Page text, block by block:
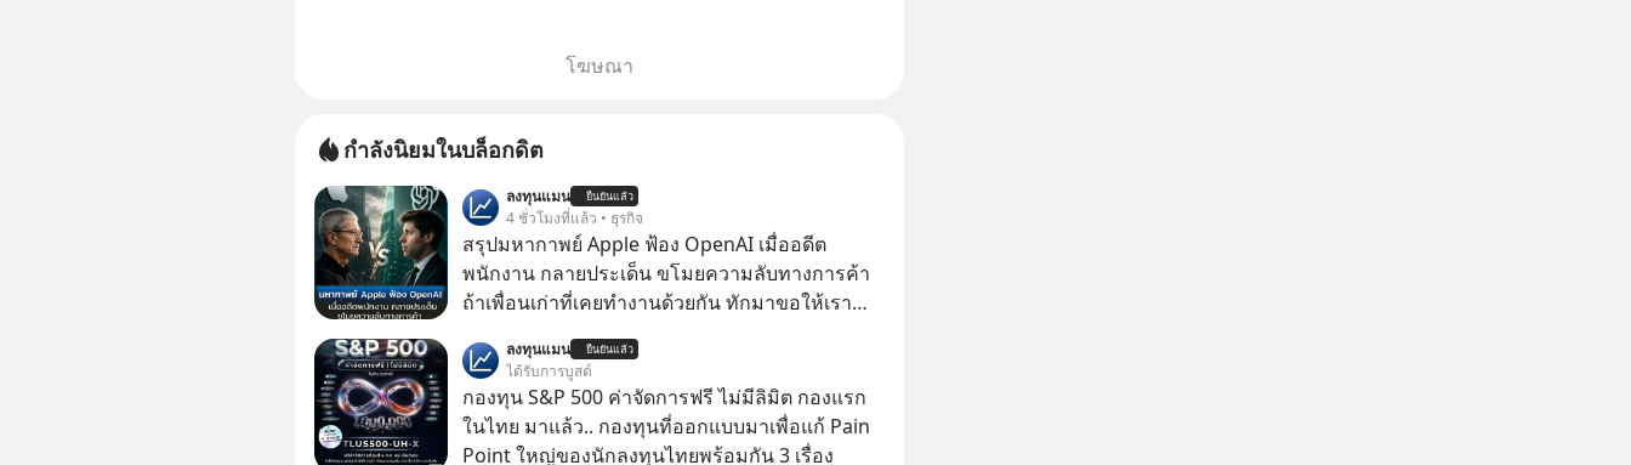
โฆษณา
กำลังนิยมในบล็อกดิต
ลงทุนแมน ยืนยันแล้ว
4 ชั่วโมงที่แล้ว • ธุรกิจ
สรุปมหากาพย์ Apple ฟ้อง OpenAI เมื่ออดีต
พนักงาน กลายประเด็น ขโมยความลับทางการค้า
ถ้าเพื่อนเก่าที่เคยทำงานด้วยกัน ทักมาขอให้เรา
เดียวกันลงทุนแมน ยืนยันแล้ว
ได้รับการบูสต์
กองทุน S&P 500 ค่าจัดการฟรี ไม่มีลิมิต กองแรก
ในไทย มาแล้ว.. กองทุนที่ออกแบบมาเพื่อแก้ Pain
Point ใหญ่ของนักลงทุนไทยพร้อมกัน 3 เรื่อง